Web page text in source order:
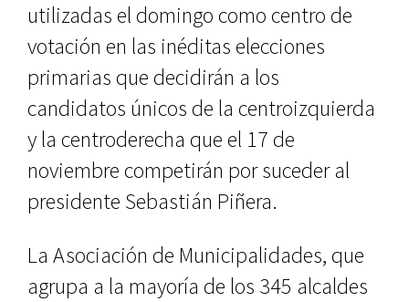
utilizadas el domingo como centro de
votación en las inéditas elecciones
primarias que decidirán a los
candidatos únicos de la centroizquierda
y la centroderecha que el 17 de
noviembre competirán por suceder al
presidente Sebastián Piñera.
La Asociación de Municipalidades, que
agrupa a la mayoría de los 345 alcaldes